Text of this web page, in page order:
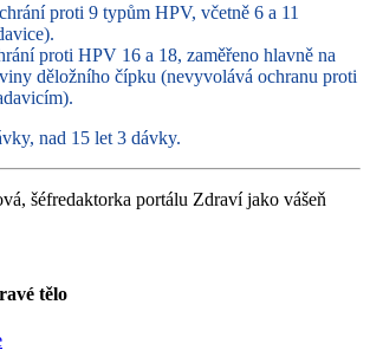
proti 9 typům HPV, včetně 6 a 11
proti HPV 16 a 18, zaměřeno hlavně na
děložního čípku (nevyvolává ochranu proti
nad 15 let 3 dávky.
šéfredaktorka portálu Zdraví jako vášeň
tělo